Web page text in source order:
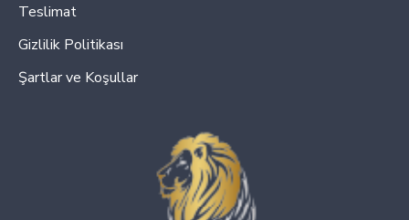
Teslimat
Gizlilik Politikası
Şartlar ve Koşullar